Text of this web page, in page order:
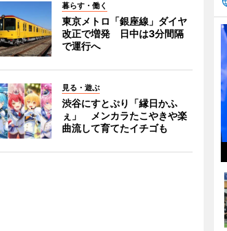
暮らす・働く
東京メトロ「銀座線」ダイヤ
改正で増発 日中は3分間隔
で運行へ
見る・遊ぶ
渋谷にすとぷり「縁日かふ
ぇ」 メンカラたこやきや楽
曲流して育てたイチゴも